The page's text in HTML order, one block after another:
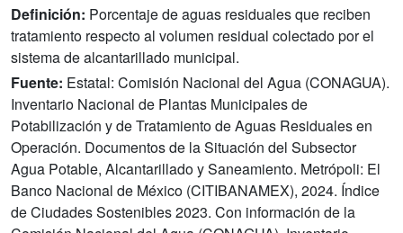
Definición: Porcentaje de aguas residuales que reciben
tratamiento respecto al volumen residual colectado por el
sistema de alcantarillado municipal.
Fuente: Estatal: Comisión Nacional del Agua (CONAGUA).
Inventario Nacional de Plantas Municipales de
Potabilización y de Tratamiento de Aguas Residuales en
Operación. Documentos de la Situación del Subsector
Agua Potable, Alcantarillado y Saneamiento. Metrópoli: El
Banco Nacional de México (CITIBANAMEX), 2024. Índice
de Ciudades Sostenibles 2023. Con información de la